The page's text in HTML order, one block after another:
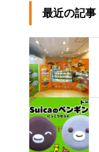
最近の記事